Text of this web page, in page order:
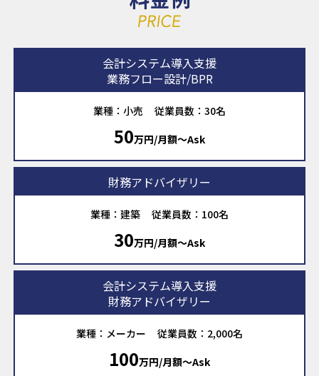
会計システム導入支援
業務フロー設計/BPR
業種：小売 従業員数：30名
50万円/月額〜Ask
財務アドバイザリー
業種：建築 従業員数：100名
30万円/月額〜Ask
会計システム導入支援
財務アドバイザリー
業種：メーカー 従業員数：2,000名
100万円/月額〜Ask